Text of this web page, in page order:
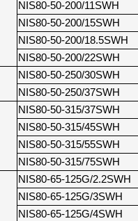
NIS80-50-200/11SWH
NIS80-50-200/15SWH
NIS80-50-200/18.5SWH
NIS80-50-200/22SWH
NIS80-50-250/30SWH
NIS80-50-250/37SWH
NIS80-50-315/37SWH
NIS80-50-315/45SWH
NIS80-50-315/55SWH
NIS80-50-315/75SWH
NIS80-65-125G/2.2SWH
NIS80-65-125G/3SWH
NIS80-65-125G/4SWH